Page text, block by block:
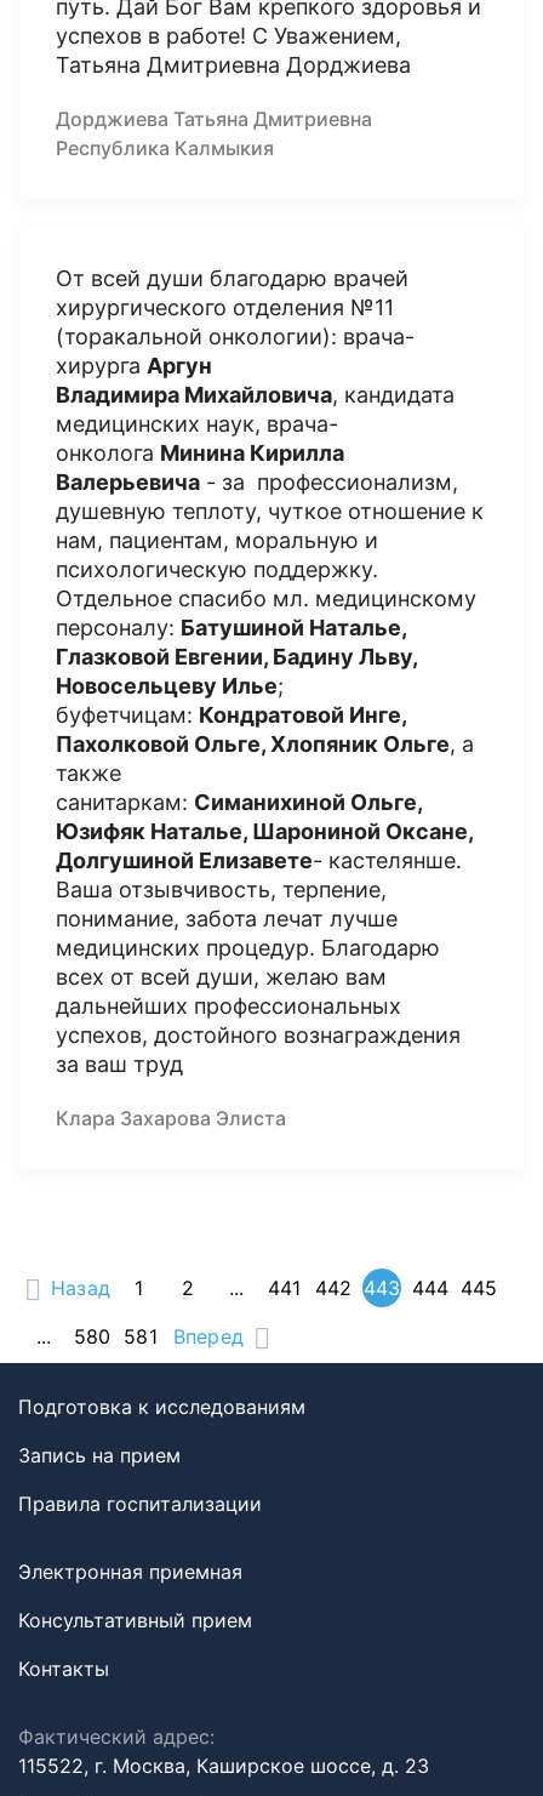
путь. Дай Бог Вам крепкого здоровья и
успехов в работе! С Уважением,
Татьяна Дмитриевна Дорджиева
Дорджиева Татьяна Дмитриевна
Республика Калмыкия
От всей души благодарю врачей
хирургического отделения №11
(торакальной онкологии): врача-
хирурга Аргун
Владимира Михайловича, кандидата
медицинских наук, врача-
онколога Минина Кирилла
Валерьевича - за профессионализм,
душевную теплоту, чуткое отношение к
нам, пациентам, моральную и
психологическую поддержку.
Отдельное спасибо мл. медицинскому
персоналу: Батушиной Наталье,
Глазковой Евгении, Бадину Льву,
Новосельцеву Илье;
буфетчицам: Кондратовой Инге,
Пахолковой Ольге, Хлопяник Ольге, а
также
санитаркам: Симанихиной Ольге,
Юзифяк Наталье, Шарониной Оксане,
Долгушиной Елизавете- кастелянше.
Ваша отзывчивость, терпение,
понимание, забота лечат лучше
медицинских процедур. Благодарю
всех от всей души, желаю вам
дальнейших профессиональных
успехов, достойного вознаграждения
за ваш труд
Клара Захарова Элиста
Назад 1 2 ... 441 442 443 444 445
...
580 581 Вперед
Подготовка к исследованиям
Запись на прием
Правила госпитализации
Электронная приемная
Консультативный прием
Контакты
Фактический адрес:
115522, г. Москва, Каширское шоссе, д. 23